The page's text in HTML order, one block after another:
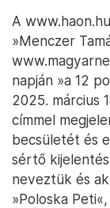
A
»Menczer
napján »a 12
2025. március
címmel
becsületét és
sértő
neveztük és
»Poloska